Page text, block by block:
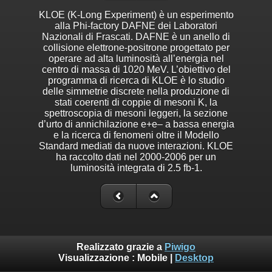
KLOE (K-Long Experiment) è un esperimento
alla Phi-factory DAFNE dei Laboratori
Nazionali di Frascati. DAFNE è un anello di
collisione elettrone-positrone progettato per
operare ad alta luminosità all’energia nel
centro di massa di 1020 MeV. L’obiettivo del
programma di ricerca di KLOE è lo studio
delle simmetrie discrete nella produzione di
stati coerenti di coppie di mesoni K, la
spettroscopia di mesoni leggeri, la sezione
d’urto di annichilazione e+e– a bassa energia
e la ricerca di fenomeni oltre il Modello
Standard mediati da nuove interazioni. KLOE
ha raccolto dati nel 2000-2006 per un
luminosità integrata di 2.5 fb-1.
Realizzato grazie a Piwigo
Visualizzazione : Mobile Desktop